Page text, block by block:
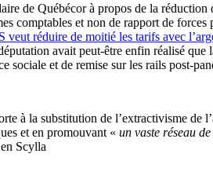
de Québécor à propos de la
comptables et non de rapport de
veut réduire de moitié les tarifs avec
avait peut-être enfin réalisé
et de remise sur les rails post-
à la substitution de l’extractivisme de
et en promouvant « un vaste réseau
Scylla